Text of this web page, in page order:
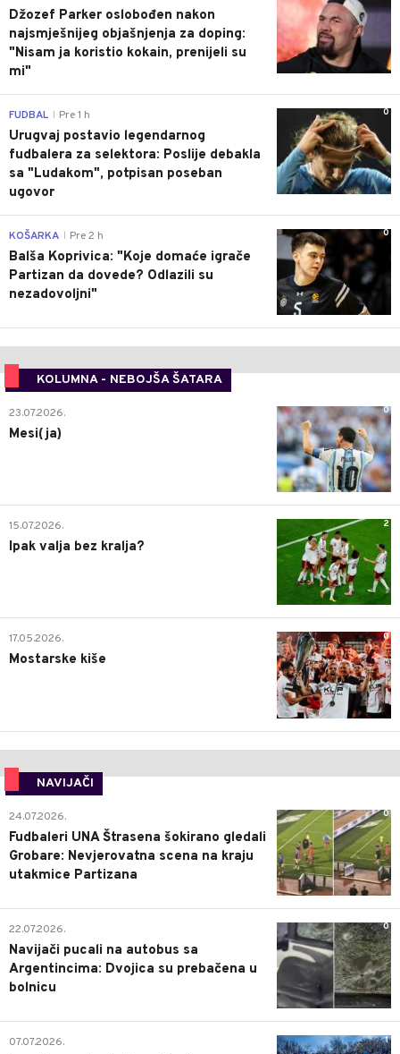
Džozef Parker oslobođen nakon
najsmješnijeg objašnjenja za doping:
"Nisam ja koristio kokain, prenijeli su
mi"
0
FUDBAL Pre 1 h
Urugvaj postavio legendarnog
fudbalera za selektora: Poslije debakla
sa "Ludakom", potpisan poseban
ugovor
0
KOŠARKA Pre 2 h
Balša Koprivica: "Koje domaće igrače
Partizan da dovede? Odlazili su
nezadovoljni"
KOLUMNA - NEBOJŠA ŠATARA
0
23.07.2026.
Mesi(ja)
2
15.07.2026.
Ipak valja bez kralja?
0
17.05.2026.
Mostarske kiše
NAVIJAČI
0
24.07.2026.
Fudbaleri UNA Štrasena šokirano gledali
Grobare: Nevjerovatna scena na kraju
utakmice Partizana
0
22.07.2026.
Navijači pucali na autobus sa
Argentincima: Dvojica su prebačena u
bolnicu
1
07.07.2026.